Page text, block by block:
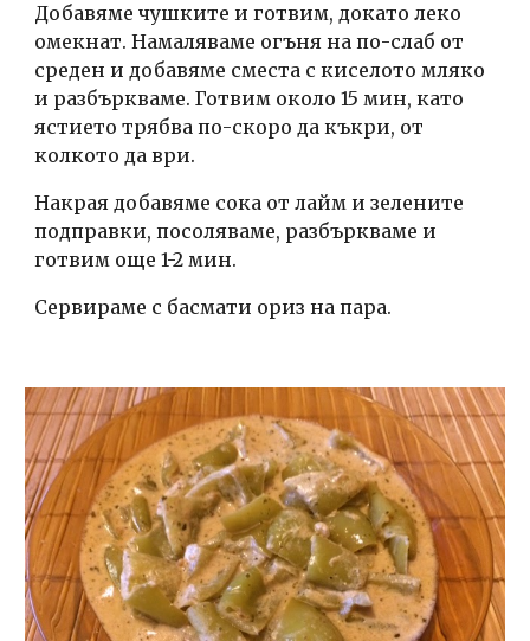
Добавяме чушките и готвим, докато леко
омекнат. Намаляваме огъня на по-слаб от
среден и добавяме сместа с киселото мляко
и разбъркваме. Готвим около 15 мин, като
ястието трябва по-скоро да къкри, от
колкото да ври.
Накрая добавяме сока от лайм и зелените
подправки, посоляваме, разбъркваме и
готвим още 1-2 мин.
Сервираме с басмати ориз на пара.